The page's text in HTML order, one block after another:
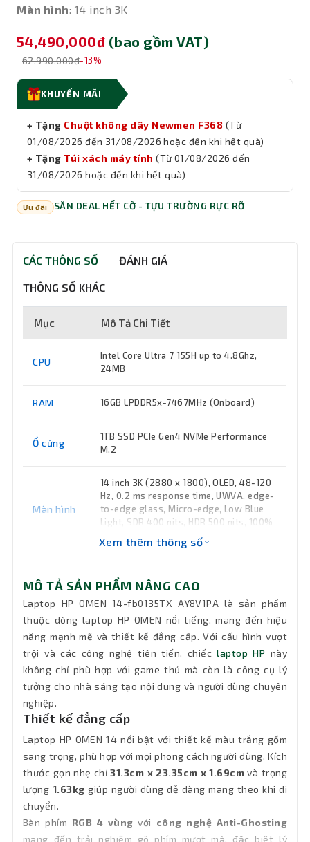
Màn hình: 14 inch 3K
54,490,000đ (bao gồm VAT)
62,990,000đ-13%
KHUYẾN MÃI
+ Tặng Chuột không dây Newmen F368 (Từ
01/08/2026 đến 31/08/2026 hoặc đến khi hết quà)
+ Tặng Túi xách máy tính (Từ 01/08/2026 đến
31/08/2026 hoặc đến khi hết quà)
Ưu đãi SĂN DEAL HẾT CỠ - TỰU TRƯỜNG RỰC RỠ
CÁC THÔNG SỐ ĐÁNH GIÁ
THÔNG SỐ KHÁC
Mục Mô Tả Chi Tiết
CPU
Intel Core Ultra 7 155H up to 4.8Ghz,
24MB
RAM 16GB LPDDR5x-7467MHz (Onboard)
Ổ cứng
1TB SSD PCIe Gen4 NVMe Performance
M.2
Màn hình
14 inch 3K (2880 x 1800), OLED, 48-120
Hz, 0.2 ms response time, UWVA, edge-
to-edge glass, Micro-edge, Low Blue
Light, SDR 400 nits, HDR 500 nits, 100%
Chip AI Không
Ổ đĩa
quang
(DVD)
Không DVD
Pin
Keyboard
Full-size, 4-zone RGB backlit, ceramic
white keyboard and 26-Key Rollover
Anti-Ghosting Key technology
Đèn bàn
phím
Xem thêm thông số
MÔ TẢ SẢN PHẨM NÂNG CAO
Laptop HP OMEN 14-fb0135TX AY8V1PA là sản phẩm
thuộc dòng laptop HP OMEN nổi tiếng, mang đến hiệu
năng mạnh mẽ và thiết kế đẳng cấp. Với cấu hình vượt
trội và các công nghệ tiên tiến, chiếclaptop HP này
không chỉ phù hợp với game thủ mà còn là công cụ lý
tưởng cho nhà sáng tạo nội dung và người dùng chuyên
nghiệp.
Thiết kế đẳng cấp
Laptop HP OMEN 14 nổi bật với thiết kế màu trắng gốm
sang trọng, phù hợp với mọi phong cách người dùng. Kích
thước gọn nhẹ chỉ31.3cm x 23.35cm x 1.69cm và trọng
lượng 1.63kggiúp người dùng dễ dàng mang theo khi di
chuyển.
Bàn phím RGB 4 vùng với công nghệ Anti-Ghosting
mang đến trải nghiệm gõ phím mượt mà, đặc biệt lý